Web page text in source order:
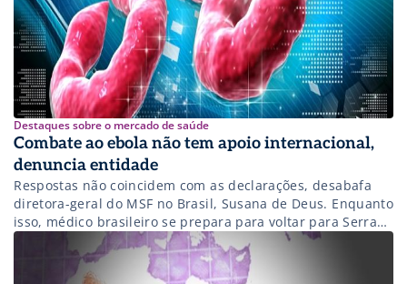
Destaques sobre o mercado de saúde
Combate ao ebola não tem apoio internacional,
denuncia entidade
Respostas não coincidem com as declarações, desabafa
diretora-geral do MSF no Brasil, Susana de Deus. Enquanto
isso, médico brasileiro se prepara para voltar para Serra
Leoa pela segunda vez